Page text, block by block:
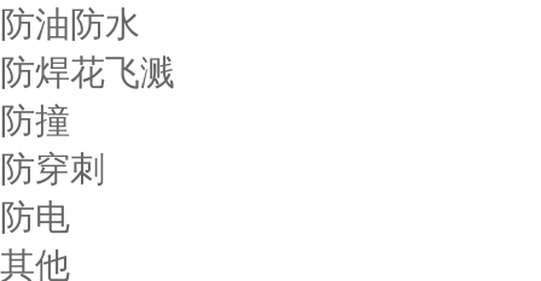
防油防水
防焊花飞溅
防撞
防穿刺
防电
其他